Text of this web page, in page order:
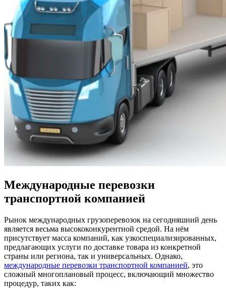
Международные перевозки
транспортной компанией
Рынок международных грузоперевозок на сегодняшний день
является весьма высококонкурентной средой. На нём
присутствует масса компаний, как узкоспециализированных,
предлагающих услуги по доставке товара из конкретной
страны или региона, так и универсальных. Однако,
международные перевозки транспортной компанией, это
сложный многоплановый процесс, включающий множество
процедур, таких как: